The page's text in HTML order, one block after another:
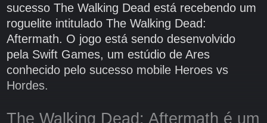
sucesso The Walking Dead está recebendo um
roguelite intitulado The Walking Dead:
Aftermath. O jogo está sendo desenvolvido
pela Swift Games, um estúdio de Ares
conhecido pelo sucesso mobile Heroes vs
Hordes.
The Walking Dead: Aftermath é um